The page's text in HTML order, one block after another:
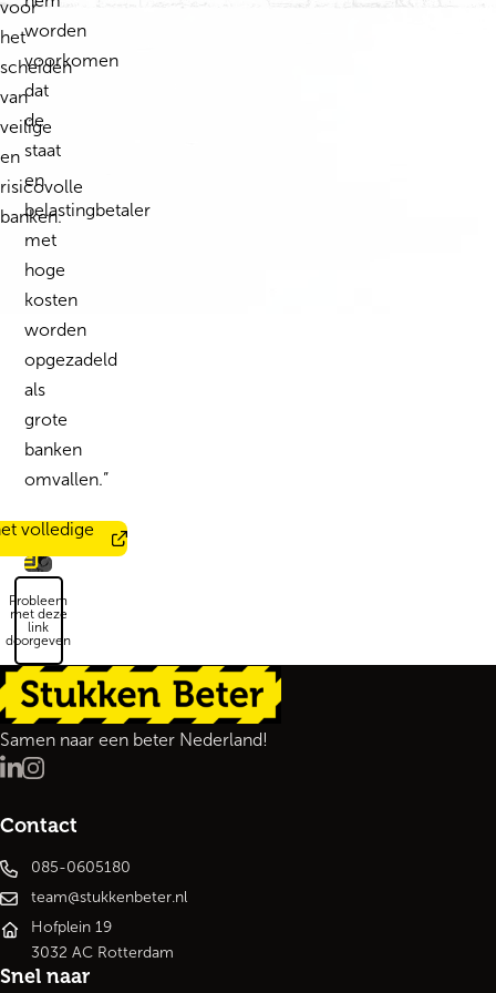
voor
het
scheiden
van
veilige
en
risicovolle
banken.
worden
voorkomen
dat
de
staat
en
belastingbetaler
met
hoge
kosten
worden
opgezadeld
als
grote
banken
omvallen.”
volledige
Probleem
met deze
link
doorgeven
Terug naar de startpagina
Samen naar een beter Nederland!
LinkedIn
Instagram
Contact
085-0605180
team@stukkenbeter.nl
Hofplein 19
3032 AC Rotterdam
Snel naar